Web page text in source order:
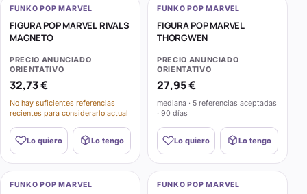
FUNKO POP MARVEL
FIGURA POP MARVEL RIVALS
MAGNETO
PRECIO ANUNCIADO
ORIENTATIVO
32,73 €
No hay suficientes referencias
recientes para considerarlo actual
Lo quiero Lo tengo
FUNKO POP MARVEL
FIGURA POP MARVEL
THORGWEN
PRECIO ANUNCIADO
ORIENTATIVO
27,95 €
mediana · 5 referencias aceptadas
· 90 días
Lo quiero Lo tengo
FUNKO POP MARVEL FUNKO POP MARVEL